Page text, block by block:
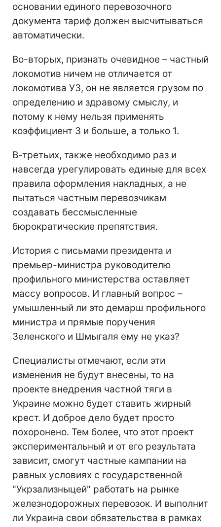
основании единого перевозочного
документа тариф должен высчитываться
автоматически.
Во-вторых, признать очевидное – частный
локомотив ничем не отличается от
локомотива УЗ, он не является грузом по
определению и здравому смыслу, и
потому к нему нельзя применять
коэффициент 3 и больше, а только 1.
В-третьих, также необходимо раз и
навсегда урегулировать единые для всех
правила оформления накладных, а не
пытаться частным перевозчикам
создавать бессмысленные
бюрократические препятствия.
История с письмами президента и
премьер-министра руководителю
профильного министерства оставляет
массу вопросов. И главный вопрос –
умышленный ли это демарш профильного
министра и прямые поручения
Зеленского и Шмыгаля ему не указ?
Специалисты отмечают, если эти
изменения не будут внесены, то на
проекте внедрения частной тяги в
Украине можно будет ставить жирный
крест. И доброе дело будет просто
похоронено. Тем более, что этот проект
экспериментальный и от его результата
зависит, смогут частные кампании на
равных условиях с государственной
"Укрзализныцей" работать на рынке
железнодорожных перевозок. И выполнит
ли Украина свои обязательства в рамках